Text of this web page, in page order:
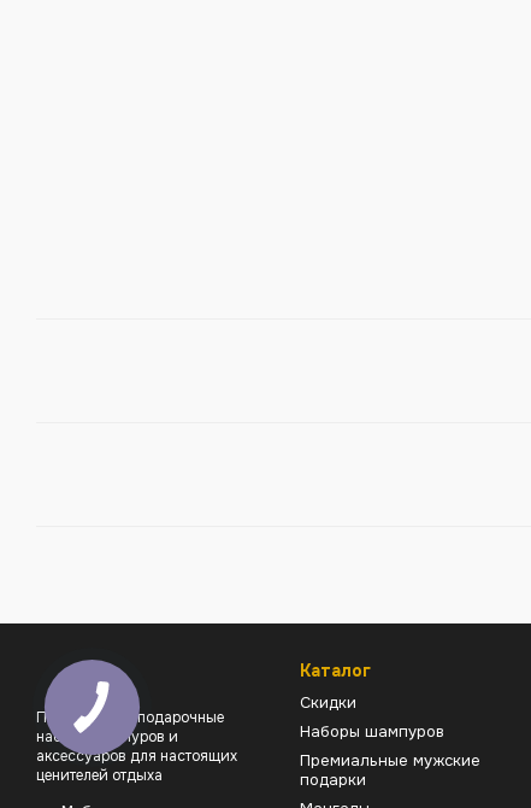
Премиальные подарочные
наборы шампуров и
аксессуаров для настоящих
ценителей отдыха
Каталог
Скидки
Наборы шампуров
Премиальные мужские
подарки